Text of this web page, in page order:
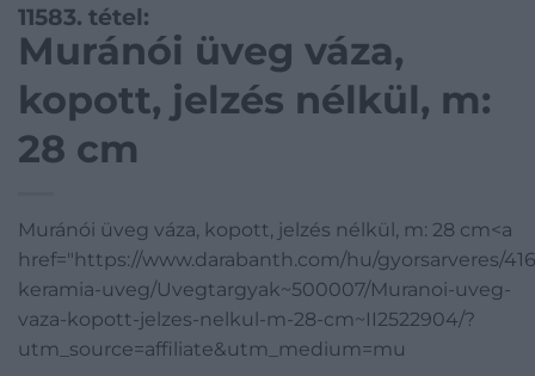
11583. tétel:
Muránói üveg váza,
kopott, jelzés nélkül, m:
28 cm
Muránói üveg váza, kopott, jelzés nélkül, m: 28 cm<a
href="https://www.darabanth.com/hu/gyorsarveres/
keramia-uveg/Uvegtargyak~500007/Muranoi-uveg-
vaza-kopott-jelzes-nelkul-m-28-cm~II2522904/?
utm_source=affiliate&utm_medium=mu